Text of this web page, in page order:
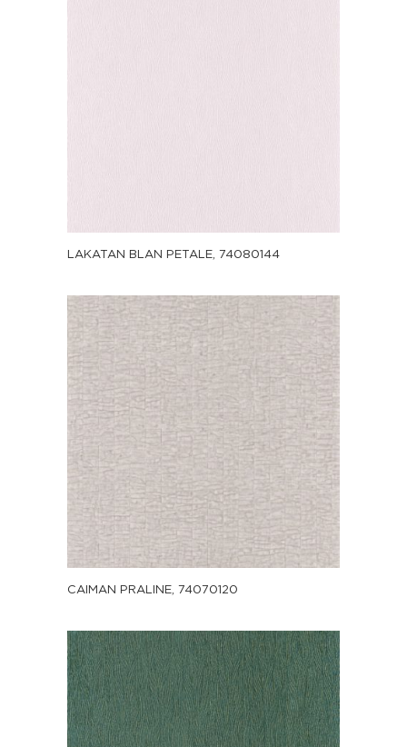
LAKATAN BLAN PETALE, 74080144
CAIMAN PRALINE, 74070120